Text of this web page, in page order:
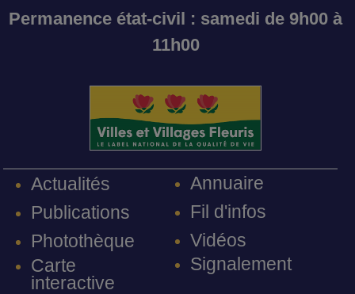
Permanence état-civil : samedi de 9h00 à
11h00
Actualités
Publications
Photothèque
Carte
interactive
Annuaire
Fil d'infos
Vidéos
Signalement